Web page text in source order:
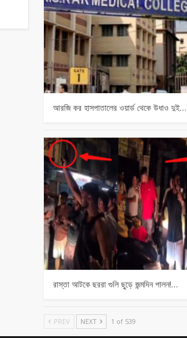
আরজি কর হাসপাতালের ওয়ার্ড থেকে উধাও দুই…
রাস্তা আটকে ছররা গুলি ছুড়ে জন্মদিন পালন!…
PREV NEXT 1 of 539